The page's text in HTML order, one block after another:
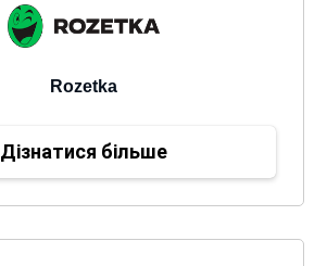
Rozetka
Дізнатися більше